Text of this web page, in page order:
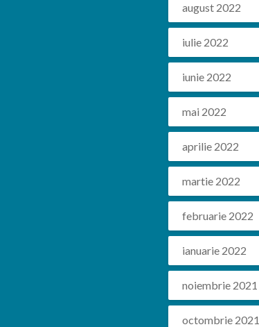
august 2022
iulie 2022
iunie 2022
mai 2022
aprilie 2022
martie 2022
februarie 2022
ianuarie 2022
noiembrie 2021
octombrie 2021